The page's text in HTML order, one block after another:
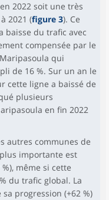
2022 soit une très
2021 (figure 3). Ce
baisse du trafic avec
compensée par le
qui
de 16 %. Sur un an le
cette ligne a baissé de
plusieurs
en fin 2022
autres communes de
importante est
même si cette
du trafic global. La
progression (+62 %)